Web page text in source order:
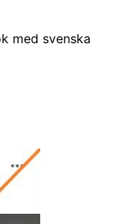
med svenska